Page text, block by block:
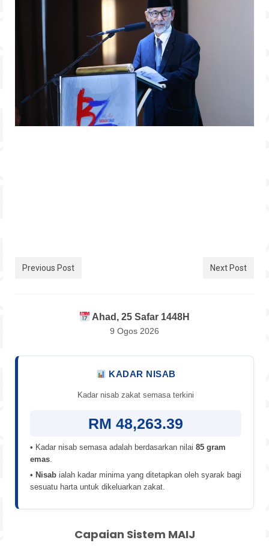
Previous Post Next Post
Ahad, 25 Safar 1448H
9 Ogos 2026
KADAR NISAB
Kadar nisab zakat semasa terkini
RM 48,263.39
• Kadar nisab semasa adalah berdasarkan nilai 85 gram
emas.
• Nisab ialah kadar minima yang ditetapkan oleh syarak bagi
sesuatu harta untuk dikeluarkan zakat.
Capaian Sistem MAIJ